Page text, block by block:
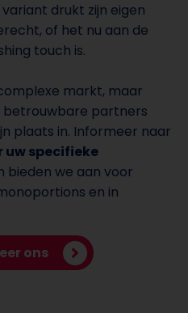
drukt zijn eigen
of het nu aan de
touch is.
markt, maar
betrouwbare partners
plaats in. Informeer naar
specifieke
bieden we aan voor
en in
ons